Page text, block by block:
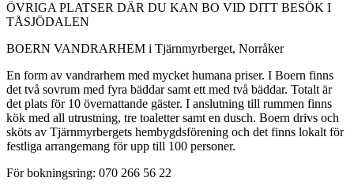
ÖVRIGA PLATSER DÄR DU KAN BO VID DITT BESÖK I
TÅSJÖDALEN
BOERN VANDRARHEM i Tjärnmyrberget, Norråker
En form av vandrarhem med mycket humana priser. I Boern finns
det två sovrum med fyra bäddar samt ett med två bäddar. Totalt är
det plats för 10 övernattande gäster. I anslutning till rummen finns
kök med all utrustning, tre toaletter samt en dusch. Boern drivs och
sköts av Tjärnmyrbergets hembygdsförening och det finns lokalt för
festliga arrangemang för upp till 100 personer.
För bokningsring: 070 266 56 22